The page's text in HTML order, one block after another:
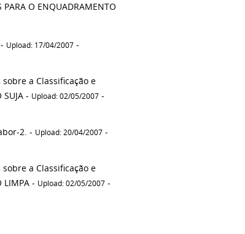
PARA O ENQUADRAMENTO
Upload: 17/04/2007 -
a Classificação e
- Upload: 02/05/2007 -
2. - Upload: 20/04/2007 -
a Classificação e
Diretrizes Ambientais para Enquadramento de Águas Subterrâneas - VERSÃO LIMPA - Upload: 02/05/2007 -